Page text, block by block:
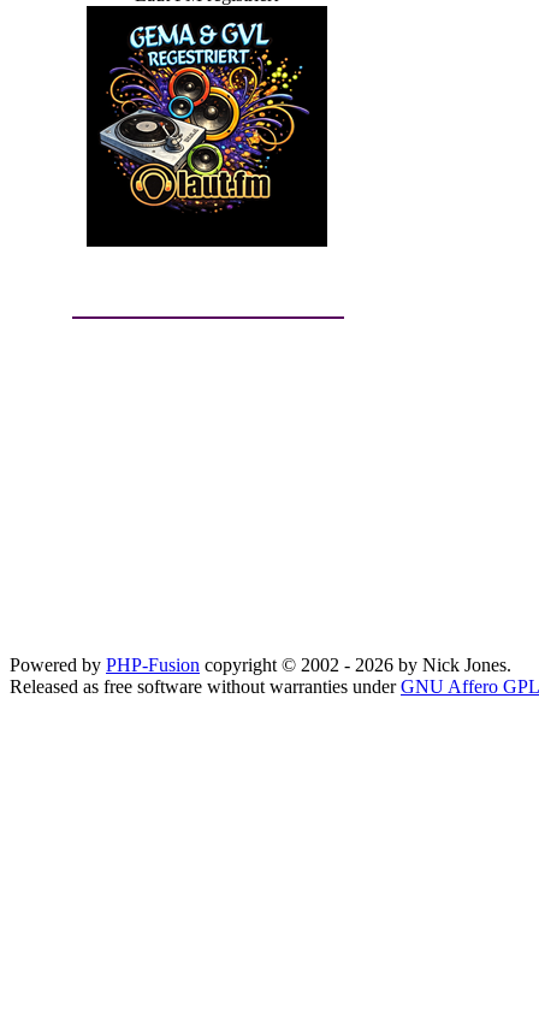
Powered by PHP-Fusion copyright © 2002 - 2026 by Nick Jones.
Released as free software without warranties underGNU Affero GPL